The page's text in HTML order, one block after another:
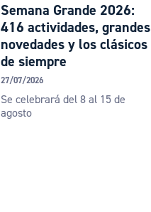
Semana Grande 2026:
416 actividades, grandes
novedades y los clásicos
de siempre
27/07/2026
Se celebrará del 8 al 15 de
agosto